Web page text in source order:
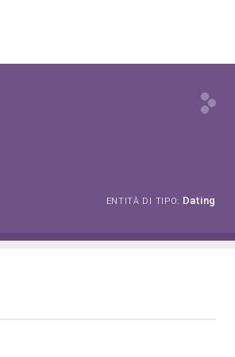
ENTITÀ DI TIPO: Dating